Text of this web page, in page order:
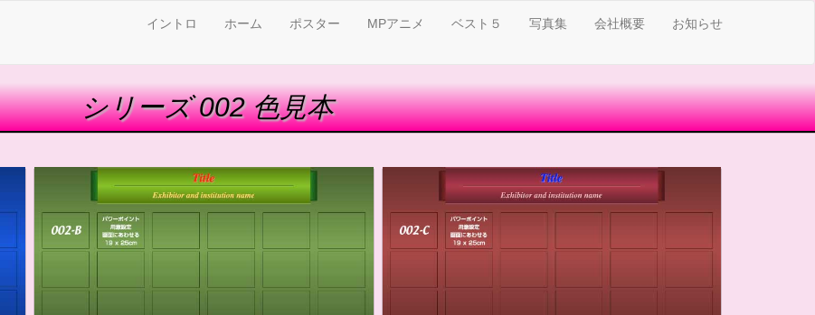
イントロ ホーム ポスター MPアニメ ベスト５ 写真集 会社概要 お知らせ
シリーズ 002 色見本